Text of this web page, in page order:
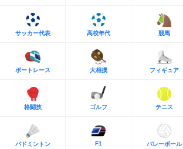
サッカー代表 高校年代 競馬
ボートレース 大相撲 フィギュア
格闘技 ゴルフ テニス
バドミントン F1 バレーボール